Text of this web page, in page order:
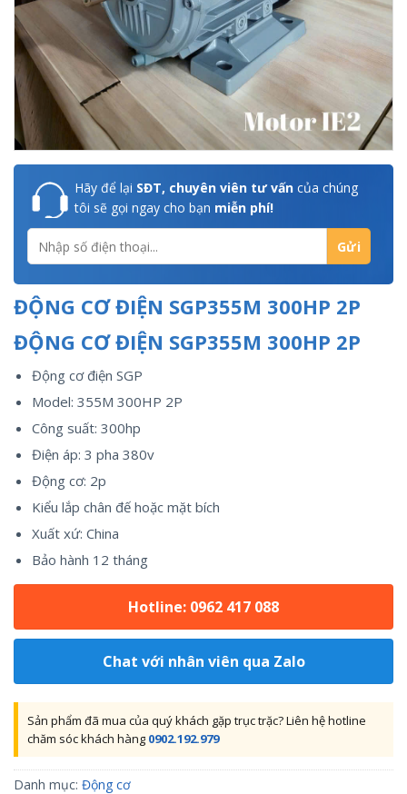
Hãy để lại SĐT, chuyên viên tư vấn của chúng
tôi sẽ gọi ngay cho bạn miễn phí!
ĐỘNG CƠ ĐIỆN SGP355M 300HP 2P
ĐỘNG CƠ ĐIỆN SGP355M 300HP 2P
Động cơ điện SGP
Model: 355M 300HP 2P
Công suất: 300hp
Điện áp: 3 pha 380v
Động cơ: 2p
Kiểu lắp chân đế hoặc mặt bích
Xuất xứ: China
Bảo hành 12 tháng
Hotline: 0962 417 088
Chat với nhân viên qua Zalo
Sản phẩm đã mua của quý khách gặp trục trặc? Liên hệ hotline
chăm sóc khách hàng 0902.192.979
Danh mục: Động cơ